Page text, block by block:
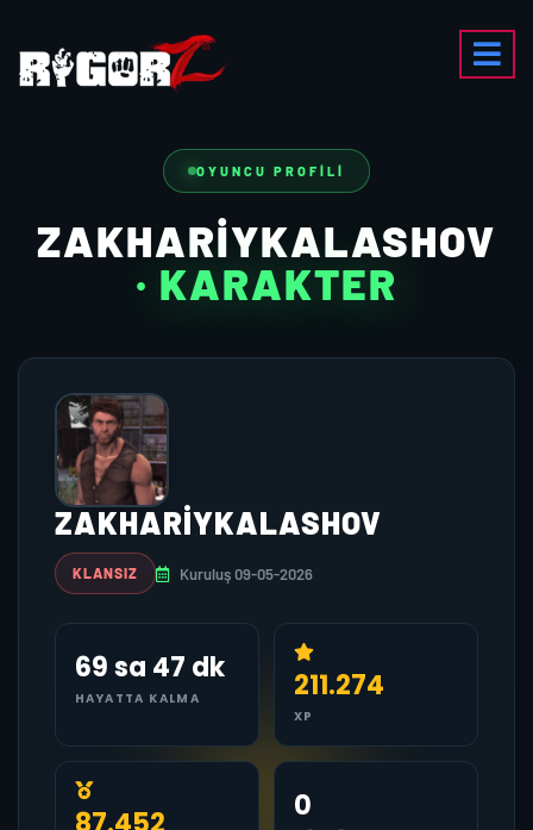
OYUNCU PROFILI
ZAKHARIYKALASHOV
· KARAKTER
ZAKHARIYKALASHOV
KLANSIZ Kuruluş 09-05-2026
69 sa 47 dk
HAYATTA KALMA 211.274
XP
0